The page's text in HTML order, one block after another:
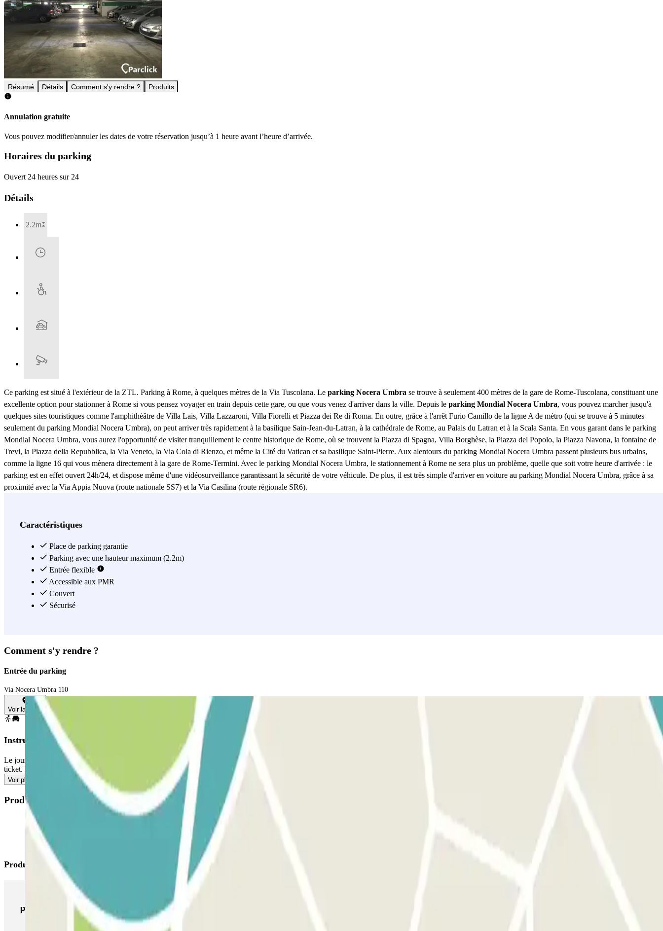
Résumé Détails Comment s'y rendre ? Produits
Annulation gratuite
Vous pouvez modifier/annuler les dates de votre réservation jusqu’à 1 heure avant l’heure d’arrivée.
Horaires du parking
Ouvert 24 heures sur 24
Détails
2.2m
Ce parking est situé à l'extérieur de la ZTL. Parking à Rome, à quelques mètres de la Via Tuscolana. Le parking Nocera Umbra se trouve à seulement 400 mètres de la gare de Rome-Tuscolana, constituant une
excellente option pour stationner à Rome si vous pensez voyager en train depuis cette gare, ou que vous venez d'arriver dans la ville. Depuis le parking Mondial Nocera Umbra, vous pouvez marcher jusqu'à
quelques sites touristiques comme l'amphithéâtre de Villa Lais, Villa Lazzaroni, Villa Fiorelli et Piazza dei Re di Roma. En outre, grâce à l'arrêt Furio Camillo de la ligne A de métro (qui se trouve à 5 minutes
seulement du parking Mondial Nocera Umbra), on peut arriver très rapidement à la basilique Sain-Jean-du-Latran, à la cathédrale de Rome, au Palais du Latran et à la Scala Santa. En vous garant dans le parking
Mondial Nocera Umbra, vous aurez l'opportunité de visiter tranquillement le centre historique de Rome, où se trouvent la Piazza di Spagna, Villa Borghèse, la Piazza del Popolo, la Piazza Navona, la fontaine de
Trevi, la Piazza della Repubblica, la Via Veneto, la Via Cola di Rienzo, et même la Cité du Vatican et sa basilique Saint-Pierre. Aux alentours du parking Mondial Nocera Umbra passent plusieurs bus urbains,
comme la ligne 16 qui vous mènera directement à la gare de Rome-Termini. Avec le parking Mondial Nocera Umbra, le stationnement à Rome ne sera plus un problème, quelle que soit votre heure d'arrivée : le
parking est en effet ouvert 24h/24, et dispose même d'une vidéosurveillance garantissant la sécurité de votre véhicule. De plus, il est très simple d'arriver en voiture au parking Mondial Nocera Umbra, grâce à sa
proximité avec la Via Appia Nuova (route nationale SS7) et la Via Casilina (route régionale SR6).
Caractéristiques
Place de parking garantie
Parking avec une hauteur maximum (2.2m)
Entrée flexible
Accessible aux PMR
Couvert
Sécurisé
Comment s'y rendre ?
Entrée du parking
Via Nocera Umbra 110
Voir la carte
Instructions
Le jour choisi, rendez-vous tout simplement au parking, prenez un ticket et garez-vous sur n'importe quel emplacement libre. Une fois garé, rendez-vous au guichet avec votre bon d'échange Parclick et votre
ticket. Notre personnel vérifiera votre réservation à l'aide du code de réservation et vous l'échangera contre une carte de stationnement à entrées et sorties multiples.
Voir plus
Produits disponibles
Produits Parclick
Produits Parclick